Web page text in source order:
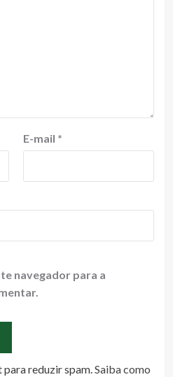
E-mail *
navegador para a
reduzir spam. Saiba como